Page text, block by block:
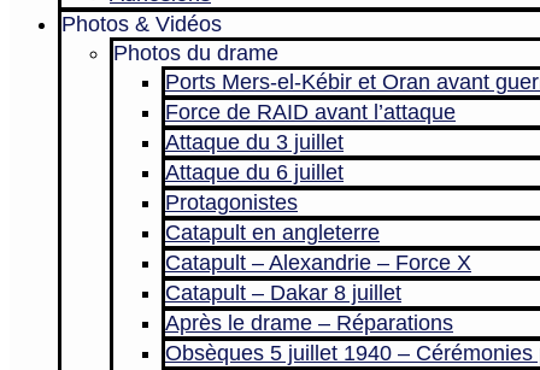
Photos & Vidéos
Photos du drame
Ports Mers-el-Kébir et Oran avant
Force de RAID avant l’attaque
Attaque du 3 juillet
Attaque du 6 juillet
Protagonistes
Catapult en angleterre
Catapult – Alexandrie – Force X
Catapult – Dakar 8 juillet
Après le drame – Réparations
Obsèques 5 juillet 1940 –